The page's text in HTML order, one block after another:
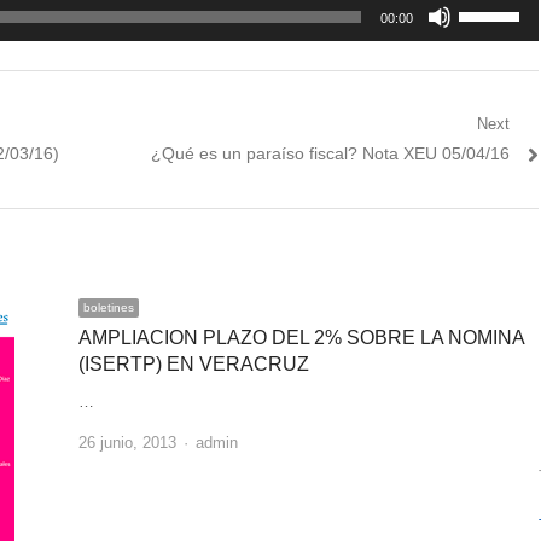
00:00
flecha
arriba/abajo
aumentar
03/16)
Next
Next
¿Qué es un paraíso fiscal? Nota XEU 05/04/16
boletines
AMPLIACION PLAZO DEL 2% SOBRE LA NOMINA
(ISERTP) EN VERACRUZ
…
26 junio, 2013 Author
admin